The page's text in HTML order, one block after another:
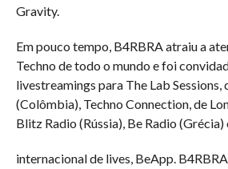
Gravity.
Em pouco tempo, B4RBRA atraiu a
Techno de todo o mundo e foi
livestreamings para The Lab Sessions,
(Colômbia), Techno Connection, de
Blitz Radio (Rússia), Be Radio (Grécia)
internacional de lives, BeApp.